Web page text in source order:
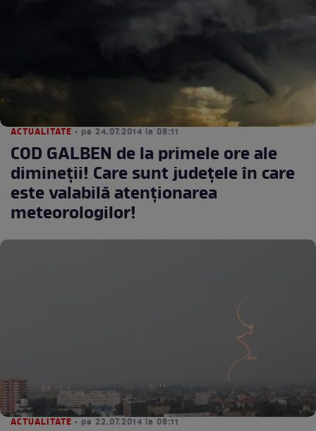
ACTUALITATE • pe 24.07.2014 la 08:11
COD GALBEN de la primele ore ale
dimineţii! Care sunt judeţele în care
este valabilă atenţionarea
meteorologilor!
ACTUALITATE • pe 22.07.2014 la 08:11